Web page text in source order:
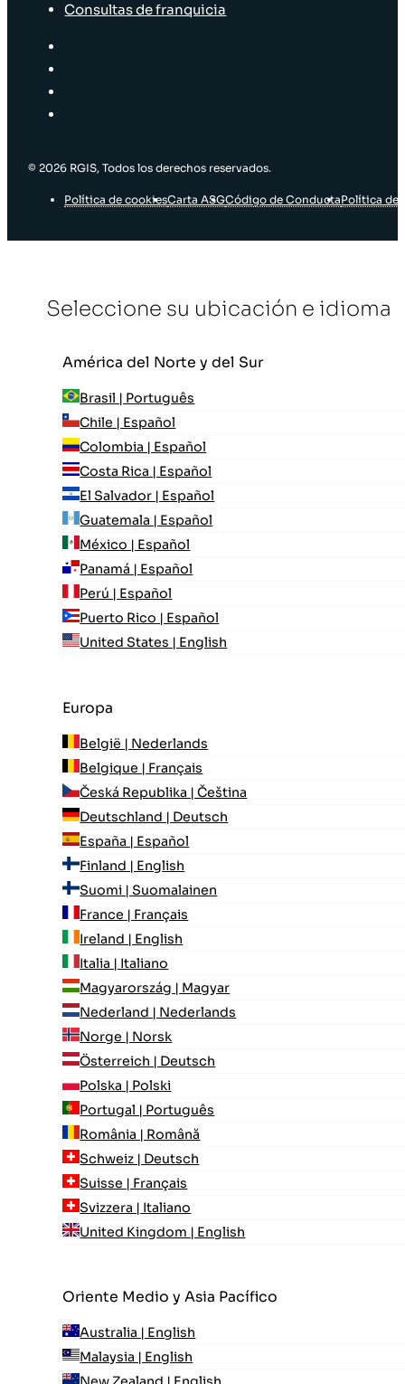
Consultas de franquicia
© 2026 RGIS, Todos los derechos reservados.
Política de cookiesCarta ASGCódigo de ConductaPolítica de
Seleccione su ubicación e idioma
América del Norte y del Sur
Brasil | Português
Chile | Español
Colombia | Español
Costa Rica | Español
El Salvador | Español
Guatemala | Español
México | Español
Panamá | Español
Perú | Español
Puerto Rico | Español
United States | English
Europa
België | Nederlands
Belgique | Français
Česká Republika | Čeština
Deutschland | Deutsch
España | Español
Finland | English
Suomi | Suomalainen
France | Français
Ireland | English
Italia | Italiano
Magyarország | Magyar
Nederland | Nederlands
Norge | Norsk
Österreich | Deutsch
Polska | Polski
Portugal | Português
România | Română
Schweiz | Deutsch
Suisse | Français
Svizzera | Italiano
United Kingdom | English
Oriente Medio y Asia Pacífico
Australia | English
Malaysia | English